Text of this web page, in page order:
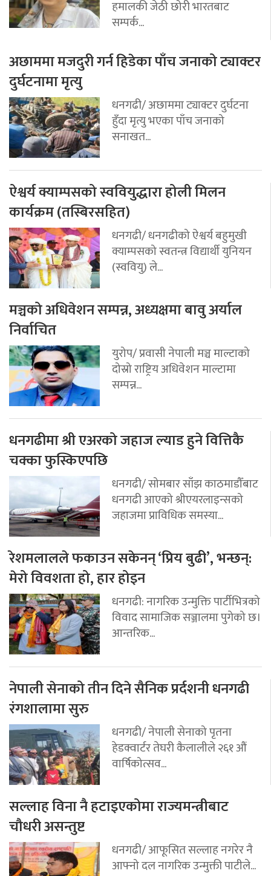
हमालकी जेठी छोरी भारतबाट
सम्पर्क...
अछाममा मजदुरी गर्न हिडेका पाँच जनाको ट्याक्टर
दुर्घटनामा मृत्यु
धनगढी/ अछाममा ट्याक्टर दुर्घटना
हुँदा मृत्यु भएका पाँच जनाको
सनाखत...
ऐश्वर्य क्याम्पसको स्ववियुद्धारा होली मिलन
कार्यक्रम (तस्बिरसहित)
धनगढी/ धनगढीको ऐश्वर्य बहुमुखी
क्याम्पसको स्वतन्त्र विद्यार्थी युनियन
(स्ववियु) ले...
मञ्चको अधिवेशन सम्पन्न, अध्यक्षमा बावु अर्याल
निर्वाचित
युरोप/ प्रवासी नेपाली मञ्च माल्टाको
दोस्रो राष्ट्रिय अधिवेशन माल्टामा
सम्पन्न...
धनगढीमा श्री एअरको जहाज ल्याड हुने वित्तिकै
चक्का फुस्किएपछि
धनगढी/ सोमबार साँझ काठमाडौँबाट
धनगढी आएको श्रीएयरलाइन्सको
जहाजमा प्राविधिक समस्या...
रेशमलालले फकाउन सकेनन् ‘प्रिय बुढी’, भन्छन्:
मेरो विवशता हो, हार होइन
धनगढी: नागरिक उन्मुक्ति पार्टीभित्रको
विवाद सामाजिक सञ्जालमा पुगेको छ।
आन्तरिक...
नेपाली सेनाको तीन दिने सैनिक प्रर्दशनी धनगढी
रंगशालामा सुरु
धनगढी/ नेपाली सेनाको पृतना
हेडक्वार्टर तेघरी कैलालीले २६१ औं
वार्षिकोत्सव...
सल्लाह विना नै हटाइएकोमा राज्यमन्त्रीबाट
चौधरी असन्तुष्ट
धनगढी/ आफूसित सल्लाह नगरेर नै
आफ्नो दल नागरिक उन्मुक्ती पाटीले...